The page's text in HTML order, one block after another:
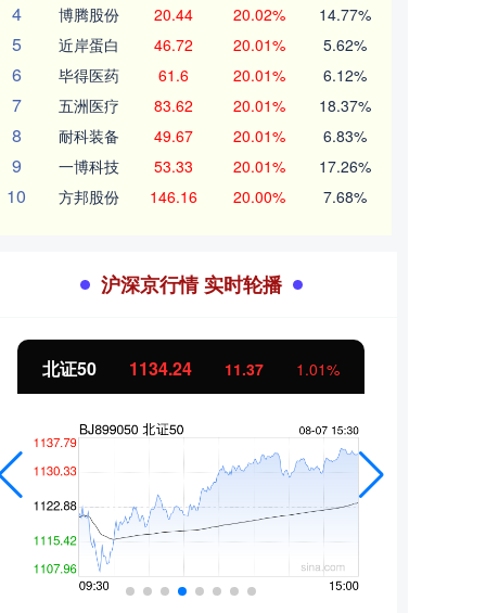
4 博腾股份 20.44 20.02% 14.77%
5 近岸蛋白 46.72 20.01% 5.62%
6 毕得医药 61.6 20.01% 6.12%
7 五洲医疗 83.62 20.01% 18.37%
8 耐科装备 49.67 20.01% 6.83%
9 一博科技 53.33 20.01% 17.26%
10 方邦股份 146.16 20.00% 7.68%
沪深京行情 实时轮播
北证50 1134.24 11.37 1.01%